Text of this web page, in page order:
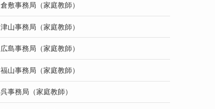
倉敷事務局（家庭教師）
津山事務局（家庭教師）
広島事務局（家庭教師）
福山事務局（家庭教師）
呉事務局（家庭教師）